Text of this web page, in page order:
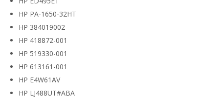
HP PA-1650-32HT
HP 384019002
HP 418872-001
HP 519330-001
HP 613161-001
HP E4W61AV
HP LJ488UT#ABA